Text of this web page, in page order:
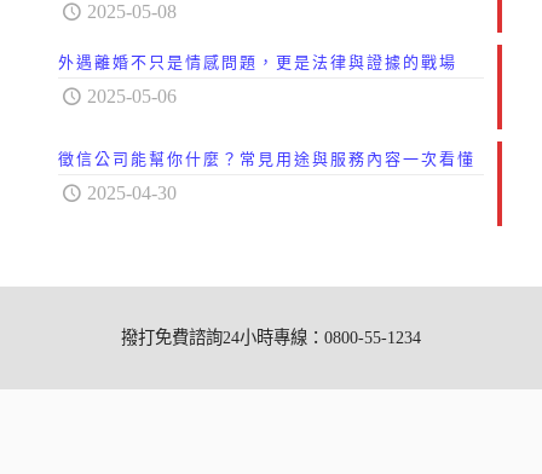
2025-05-08
外遇離婚不只是情感問題，更是法律與證據的戰場
2025-05-06
徵信公司能幫你什麼？常見用途與服務內容一次看懂
2025-04-30
撥打免費諮詢24小時專線：0800-55-1234